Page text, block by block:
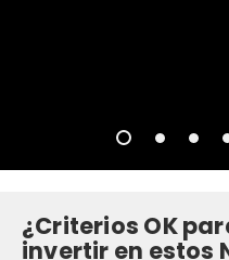
¿Criterios OK
invertir en estos